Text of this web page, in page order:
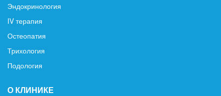
Эндокринология
IV терапия
Остеопатия
Трихология
Подология
О КЛИНИКЕ